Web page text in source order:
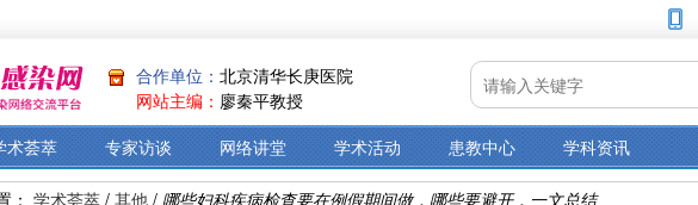
合作单位： 北京清华长庚医院
网站主编： 廖秦平教授
术荟萃 专家访谈 网络讲堂 学术活动 患教中心 学科资讯
： 学术荟萃 / 其他 / 哪些妇科疾病检查要在例假期间做，哪些要避开，一文总结